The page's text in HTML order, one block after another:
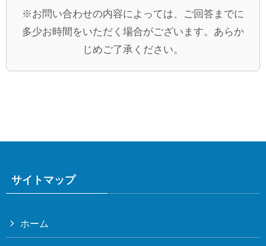
※お問い合わせの内容によっては、ご回答までに
多少お時間をいただく場合がございます。あらか
じめご了承ください。
サイトマップ
ホーム